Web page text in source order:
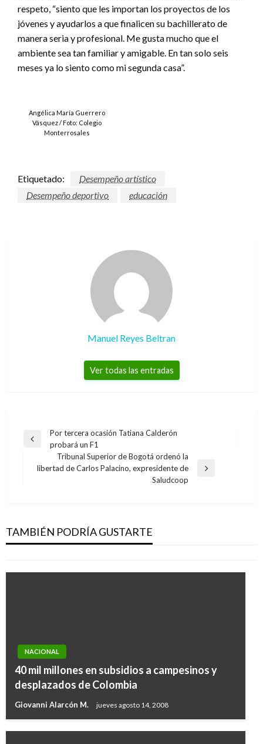
respeto, “siento que les importan los proyectos de los
jóvenes y ayudarlos a que finalicen su bachillerato de
manera seria y profesional. Me gusta mucho que el
ambiente sea tan familiar y amigable. En tan solo seis
meses ya lo siento como mi segunda casa”.
Angélica María Guerrero
Vásquez / Foto: Colegio
Monterrosales
Etiquetado:
Desempeño artístico
Desempeño deportivo
educación
Manuel Reyes Beltran
Ver todas las entradas
Navegación
entradas
Entrada
Por tercera ocasión Tatiana Calderón
probará un F1
Entrada
Tribunal Superior de Bogotá ordenó la
libertad de Carlos Palacino, expresidente de
Saludcoop
TAMBIÉN PODRÍA GUSTARTE
el sur de Córdoba
Giovanni Alarcón M. martes marzo 26, 2019
NACIONAL
40 mil millones en subsidios a campesinos y
desplazados de Colombia
Giovanni Alarcón M. jueves agosto 14, 2008